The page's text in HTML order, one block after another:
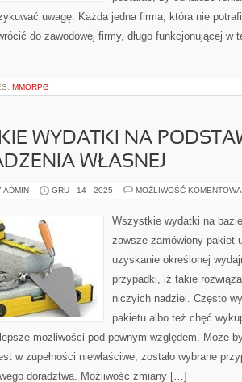
uwagę. Każda jedna firma, która nie
do zawodowej firmy, długo funkcjonującej w
MMORPG
WYDATKI NA
WŁASNEJ
ADMIN GRU - 14 - 2025 MOŻLIWOŚĆ
Wszystkie wydatki na
zawsze zamówiony pakiet
uzyskanie określonej
przypadki, iż takie
niczyich nadziei. Często
pakietu albo też chęć
możliwości pod pewnym względem. Może
w zupełności niewłaściwe, zostało wybrane
doradztwa. Możliwość zmiany […]